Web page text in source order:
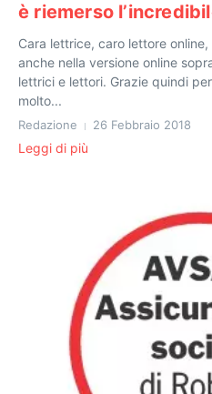
è riemerso
Cara lettrice, caro lettore
anche nella versione online
lettrici e lettori. Grazie quindi
molto...
Redazione 26 Febbraio 2018
Leggi di più